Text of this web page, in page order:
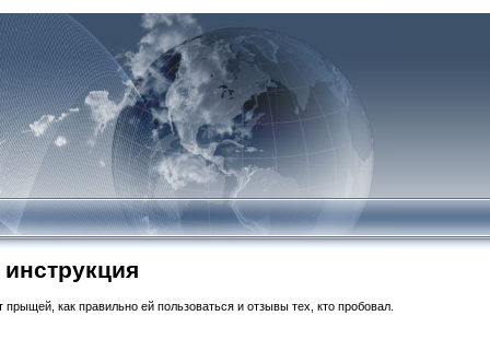
как правильно ей пользоваться и отзывы тех, кто пробовал.